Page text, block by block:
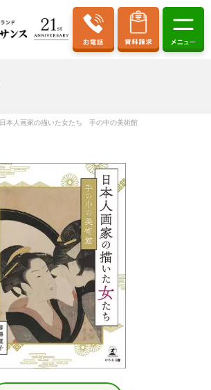
日本人画家の描いた女たち 手の中の美術館